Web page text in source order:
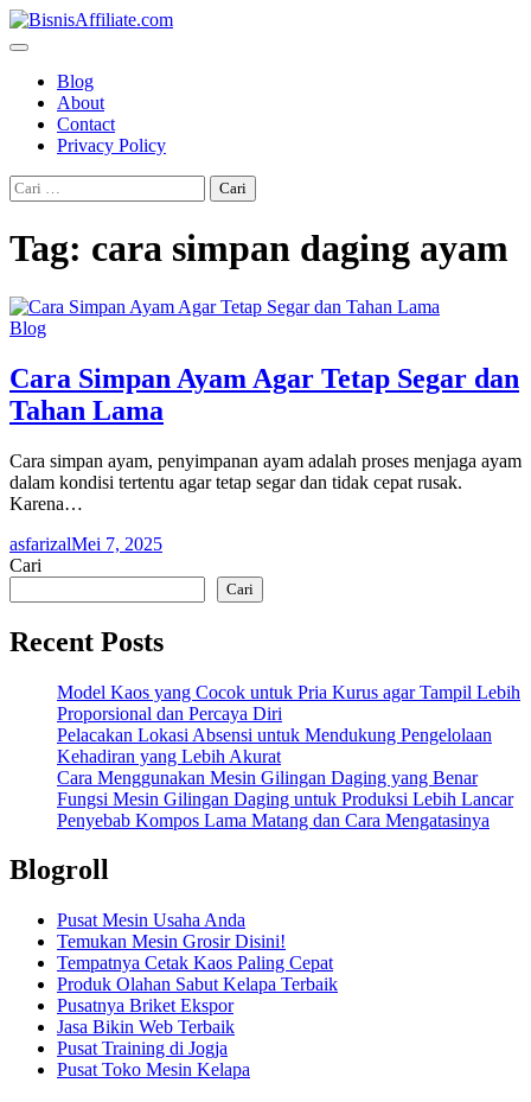
Skip
to
Blog
About
Contact
Privacy Policy
Cari
untuk:
Tag: cara simpan daging ayam
Blog
Cara Simpan Ayam Agar Tetap Segar dan
Tahan Lama
Cara simpan ayam, penyimpanan ayam adalah proses menjaga ayam
dalam kondisi tertentu agar tetap segar dan tidak cepat rusak.
Karena…
asfarizalMei 7, 2025
Cari
Cari
Recent Posts
Model Kaos yang Cocok untuk Pria Kurus agar Tampil Lebih
Proporsional dan Percaya Diri
Pelacakan Lokasi Absensi untuk Mendukung Pengelolaan
Kehadiran yang Lebih Akurat
Cara Menggunakan Mesin Gilingan Daging yang Benar
Fungsi Mesin Gilingan Daging untuk Produksi Lebih Lancar
Penyebab Kompos Lama Matang dan Cara Mengatasinya
Blogroll
Pusat Mesin Usaha Anda
Temukan Mesin Grosir Disini!
Tempatnya Cetak Kaos Paling Cepat
Produk Olahan Sabut Kelapa Terbaik
Pusatnya Briket Ekspor
Jasa Bikin Web Terbaik
Pusat Training di Jogja
Pusat Toko Mesin Kelapa